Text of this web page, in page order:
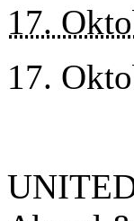
17.
17.